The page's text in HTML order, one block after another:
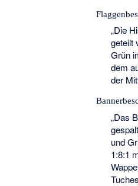
„Die
geteilt
Grün
dem
der
„Das
und
1:8:1